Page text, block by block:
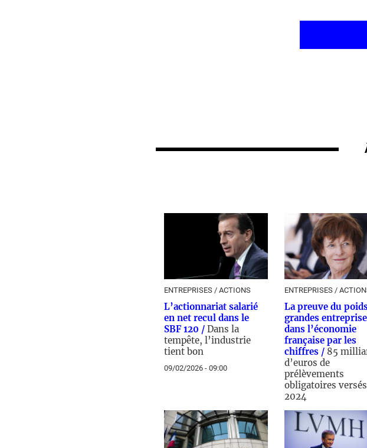
ENTREPRISES / ACTIONS
L’actionnariat salarié
en net recul dans le
SBF 120 / Dans la
tempête, l’industrie
tient bon
09/02/2026 - 09:00
ENTREPRISES /
La preuve du
grandes
dans l’économie
française par les
chiffres / 85
d’euros de
prélèvements
obligatoires
2024
24/09/2025 - 11:00